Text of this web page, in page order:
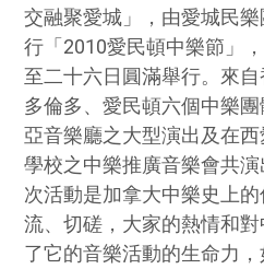
交融聚愛城」，由愛城民
行「2010愛民頓中樂節」
至二十六日圓滿舉行。來自
多倫多、愛民頓六個中樂
亞音樂廳之大型演出及在
學校之中樂推廣音樂會共
次活動是加拿大中樂史上
流、切磋，大家的熱情和
了它的音樂活動的生命力